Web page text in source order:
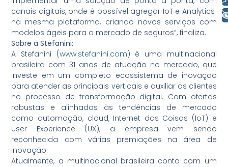
canais digitais, onde é possível agregar IoT e Analytics
na mesma plataforma, criando novos serviços com
modelos ágeis para o mercado de seguros”, finaliza.
Sobre a Stefanini:
A Stefanini (www.stefanini.com) é uma multinacional
brasileira com 31 anos de atuação no mercado, que
investe em um completo ecossistema de inovação
para atender as principais verticais e auxiliar os clientes
no processo de transformação digital. Com ofertas
robustas e alinhadas às tendências de mercado
como automação, cloud, Internet das Coisas (IoT) e
User Experience (UX), a empresa vem sendo
reconhecida com várias premiações na área de
inovação.
Atualmente, a multinacional brasileira conta com um
+ Acessibilidade